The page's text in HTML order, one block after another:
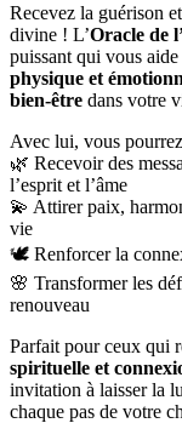
Recevez la guérison
divine ! L’Oracle de
puissant qui vous aide
physique et
bien-être dans votre
Avec lui, vous
🌿 Recevoir des
l’esprit et l’âme
💫 Attirer paix,
vie
🕊️ Renforcer la
🌸 Transformer les
renouveau
Parfait pour ceux qui
spirituelle et
invitation à laisser la
chaque pas de votre